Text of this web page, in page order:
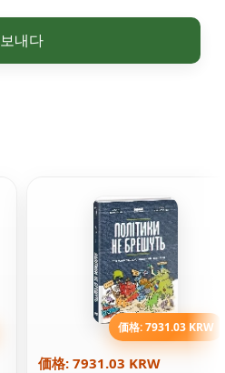
보내다
価格: 7931.03 KRW
価格: 7931.03 KRW